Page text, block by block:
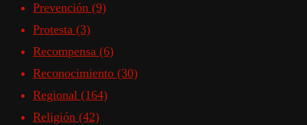
Prevención (9)
Protesta (3)
Recompensa (6)
Reconocimiento (30)
Regional (164)
Religión (42)